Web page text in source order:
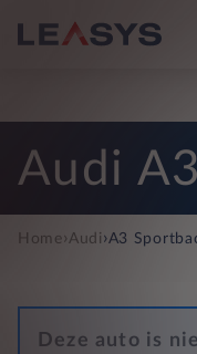
Audi
Home›Audi ›A3
Deze auto is